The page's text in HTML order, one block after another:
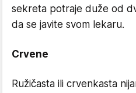
sekreta potraje duže od
da se javite svom lekaru.
Crvene
Ružičasta ili crvenkasta